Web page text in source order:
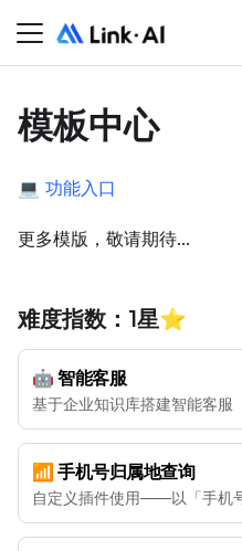
模板中心
💻 功能入口
更多模版，敬请期待...
难度指数：1星⭐️
🤖 智能客服
基于企业知识库搭建智能客服
📶 手机号归属地查询
自定义插件使用——以「手机